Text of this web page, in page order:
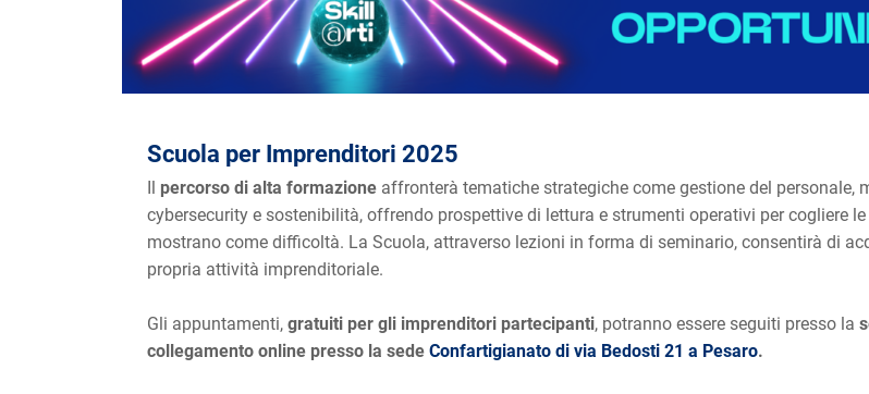
Scuola per Imprenditori 2025
Il percorso di alta formazioneaffronterà tematiche strategiche come gestione del personale,
cybersecurity e sostenibilità, offrendo prospettive di lettura e strumenti operativi per cogliere
mostrano come difficoltà. La Scuola, attraverso lezioni in forma di seminario, consentirà di
propria attività imprenditoriale.
Gli appuntamenti, gratuiti per gli imprenditori partecipanti, potranno essere seguiti presso la
collegamento online presso la sede Confartigianato di via Bedosti 21 a Pesaro.